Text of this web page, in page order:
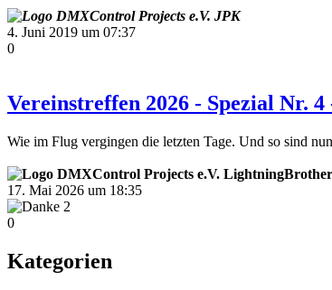
JPK
4. Juni 2019 um 07:37
0
Vereinstreffen 2026 - Spezial Nr.
Wie im Flug vergingen die letzten Tage. Und so sind
17. Mai 2026 um 18:35
2
0
Kategorien